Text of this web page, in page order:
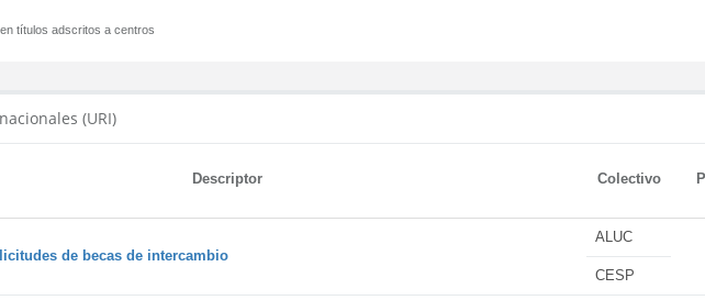
títulos adscritos a centros
(URI)
Descriptor Colectivo
de becas de intercambio
ALUC
CESP